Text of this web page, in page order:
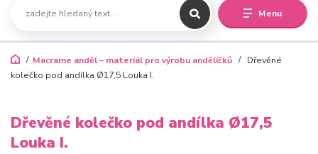
Menu
Macrame anděl – materiál pro výrobu andělíčků
Dřevěné
kolečko pod andílka Ø17,5 Louka I.
Dřevěné kolečko pod andílka Ø17,5
Louka I.